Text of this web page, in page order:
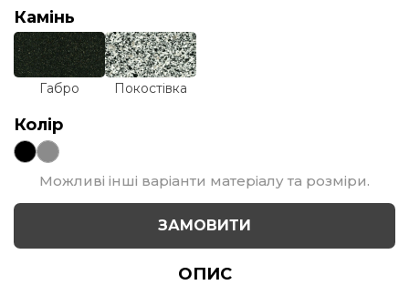
Камінь
Габро Покостівка
Колір
Можливі інші варіанти матеріалу та розміри.
ЗАМОВИТИ
ОПИС